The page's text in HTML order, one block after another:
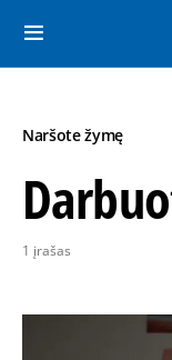
Naršote žymę
1 įrašas